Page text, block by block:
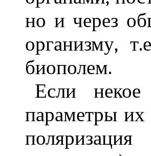
но и через
организму,
биополем.
Если
параметры их